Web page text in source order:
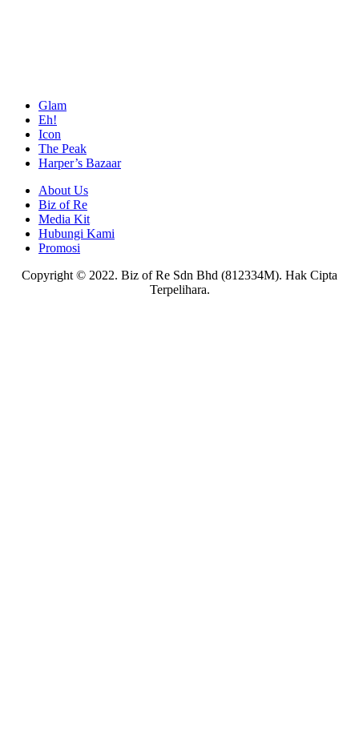
Glam
Eh!
Icon
The Peak
Harper’s Bazaar
About Us
Biz of Re
Media Kit
Hubungi Kami
Promosi
Copyright © 2022. Biz of Re Sdn Bhd (812334M). Hak Cipta
Terpelihara.